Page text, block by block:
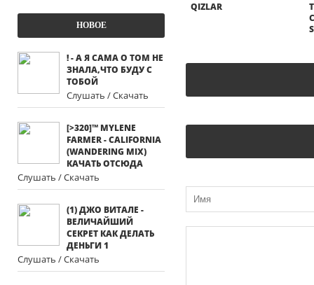
НОВОЕ
! - А Я САМА О ТОМ НЕ
ЗНАЛА,ЧТО БУДУ С
ТОБОЙ
Слушать / Скачать
[>320]™ MYLENE
FARMER - CALIFORNIA
(WANDERING MIX)
КАЧАТЬ ОТСЮДА
Слушать / Скачать
(1) ДЖО ВИТАЛЕ -
ВЕЛИЧАЙШИЙ
СЕКРЕТ КАК ДЕЛАТЬ
ДЕНЬГИ 1
Слушать / Скачать
QIZLAR